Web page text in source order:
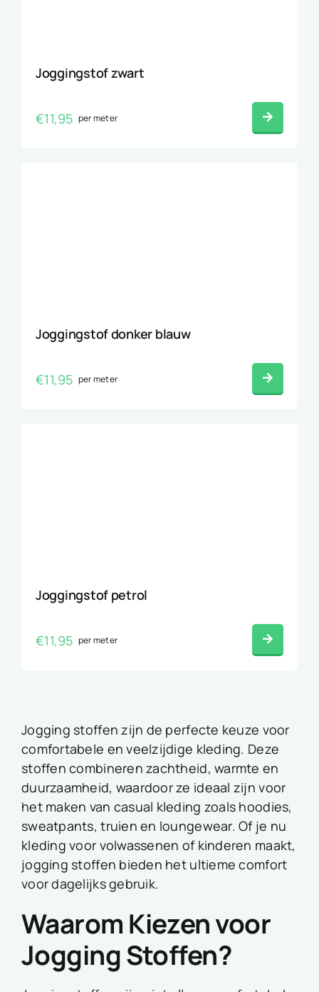
Joggingstof zwart
€11,95 per meter
Joggingstof donker blauw
€11,95 per meter
Joggingstof petrol
€11,95 per meter
Jogging stoffen zijn de perfecte keuze voor
comfortabele en veelzijdige kleding. Deze
stoffen combineren zachtheid, warmte en
duurzaamheid, waardoor ze ideaal zijn voor
het maken van casual kleding zoals hoodies,
sweatpants, truien en loungewear. Of je nu
kleding voor volwassenen of kinderen maakt,
jogging stoffen bieden het ultieme comfort
voor dagelijks gebruik.
Waarom Kiezen voor
Jogging Stoffen?